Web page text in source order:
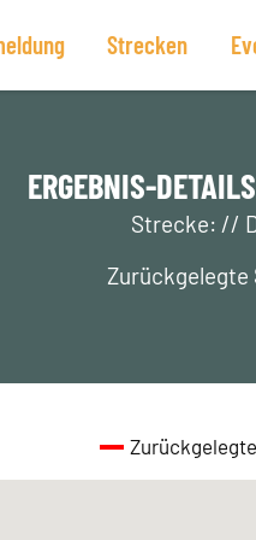
Strecken
ERGEBNIS-
Strecke: //
Zurückgelegte